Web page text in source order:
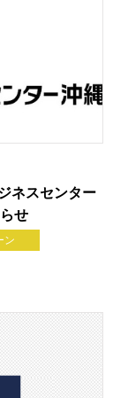
ネスセンター
せ
ン